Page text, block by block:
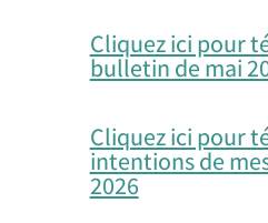
Cliquez ici pour
bulletin de mai
Cliquez ici pour
intentions de
2026